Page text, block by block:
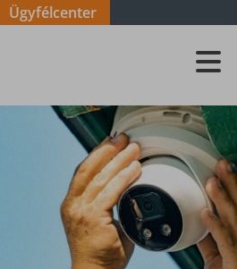
Ügyfélcenter